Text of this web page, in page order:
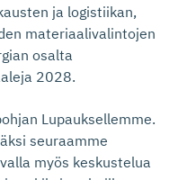
ja logistiikan,
materiaalivalintojen
osalta
2028.
Lupauksellemme.
seuraamme
myös keskustelua